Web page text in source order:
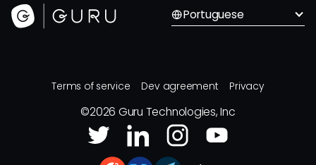
Portuguese
Terms of service Dev agreement Privacy
©2026 Guru Technologies, Inc